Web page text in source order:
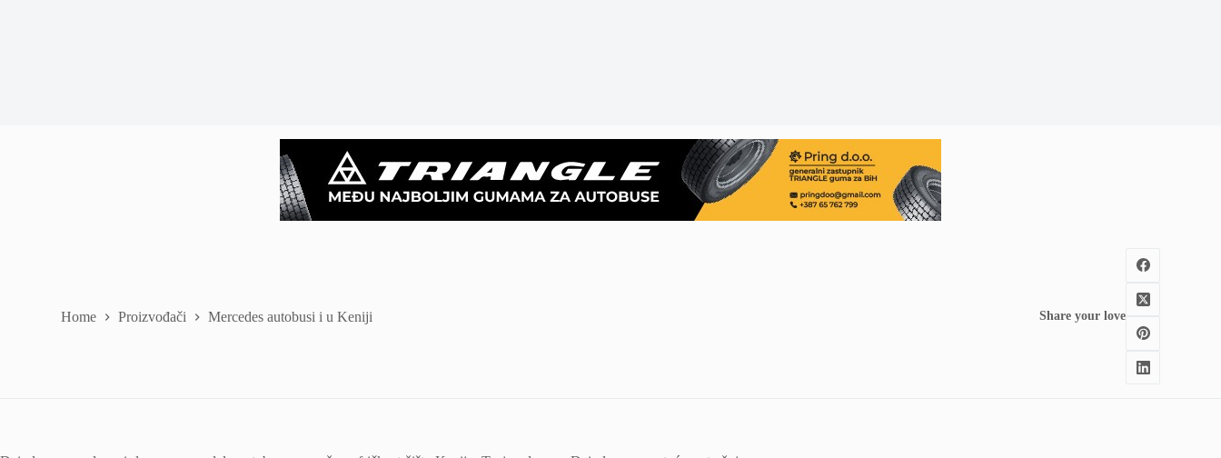
Home Proizvođači Mercedes autobusi i u Keniji Share your love